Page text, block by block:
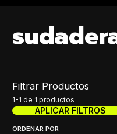
Filtrar Productos
1-1 de 1 productos
APLICAR FILTROS
ORDENAR POR